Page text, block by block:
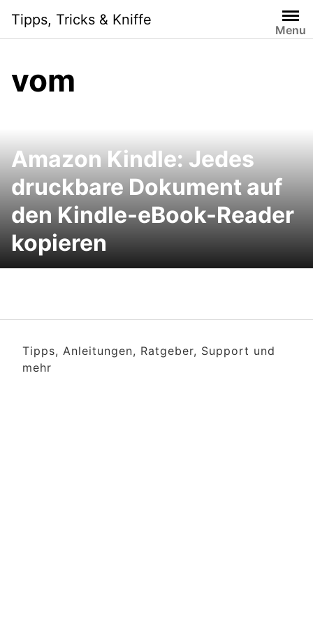
content
Tipps, Tricks & Kniffe
Menu
vom
Amazon Kindle: Jedes
druckbare Dokument auf
den Kindle-eBook-Reader
kopieren
Tipps, Anleitungen, Ratgeber, Support und
mehr